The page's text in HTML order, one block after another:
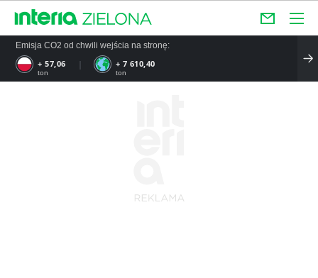
Emisja CO2 od chwili wejścia na stronę:
+ 57,06
ton
+ 7 610,40
ton